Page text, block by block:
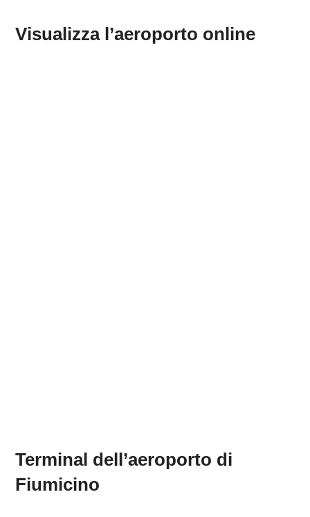
Visualizza l’aeroporto online
Terminal dell’aeroporto di
Fiumicino